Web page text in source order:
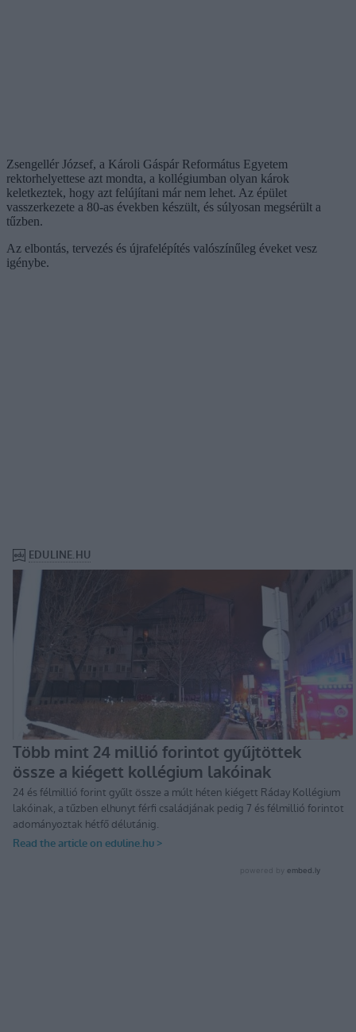
Zsengellér József, a Károli Gáspár Református Egyetem
rektorhelyettese azt mondta, a kollégiumban olyan károk
keletkeztek, hogy azt felújítani már nem lehet. Az épület
vasszerkezete a 80-as években készült, és súlyosan megsérült a
tűzben.
Az elbontás, tervezés és újrafelépítés valószínűleg éveket vesz
igénybe.